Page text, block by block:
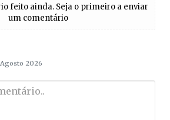
feito ainda. Seja o primeiro a enviar
um comentário
2026